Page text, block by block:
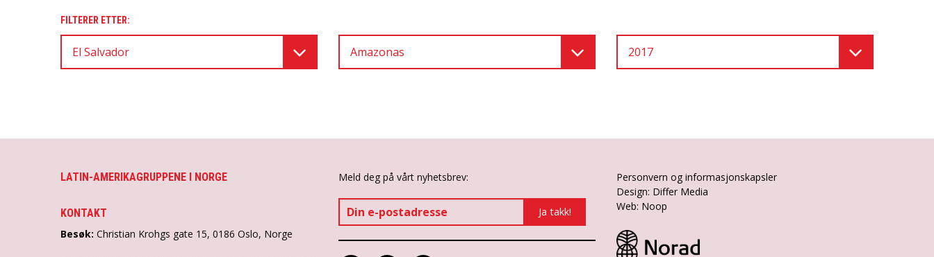
FILTERER ETTER:
El Salvador Amazonas 2017
LATIN-AMERIKAGRUPPENE I NORGE
KONTAKT
Besøk: Christian Krohgs gate 15, 0186 Oslo, Norge
Meld deg på vårt nyhetsbrev:
Personvern og informasjonskapsler
Design: Differ Media
Web: Noop